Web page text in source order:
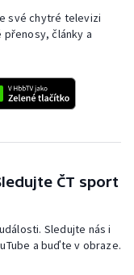
své chytré televizi
články a
ČT sport
Sledujte nás i
a buďte v obraze.